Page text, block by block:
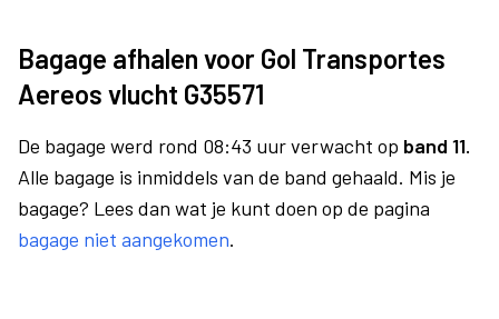
Bagage afhalen voor Gol Transportes
Aereos vlucht G35571
De bagage werd rond 08:43 uur verwacht op band 11.
Alle bagage is inmiddels van de band gehaald. Mis je
bagage? Lees dan wat je kunt doen op de pagina
bagage niet aangekomen.